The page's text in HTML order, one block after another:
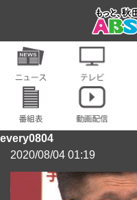
every0804
2020/08/04 01:19